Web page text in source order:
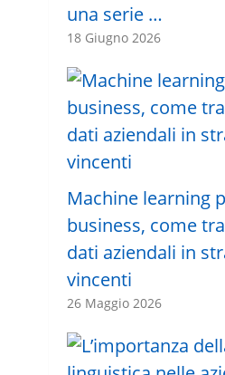
una serie …
18 Giugno 2026
Machine learning
business, come
dati aziendali in
vincenti
26 Maggio 2026